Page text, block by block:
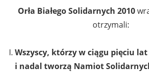
Orła Białego Solidarnych 2010
otrzymali:
Wszyscy, którzy w ciągu pięciu
i nadal tworzą Namiot